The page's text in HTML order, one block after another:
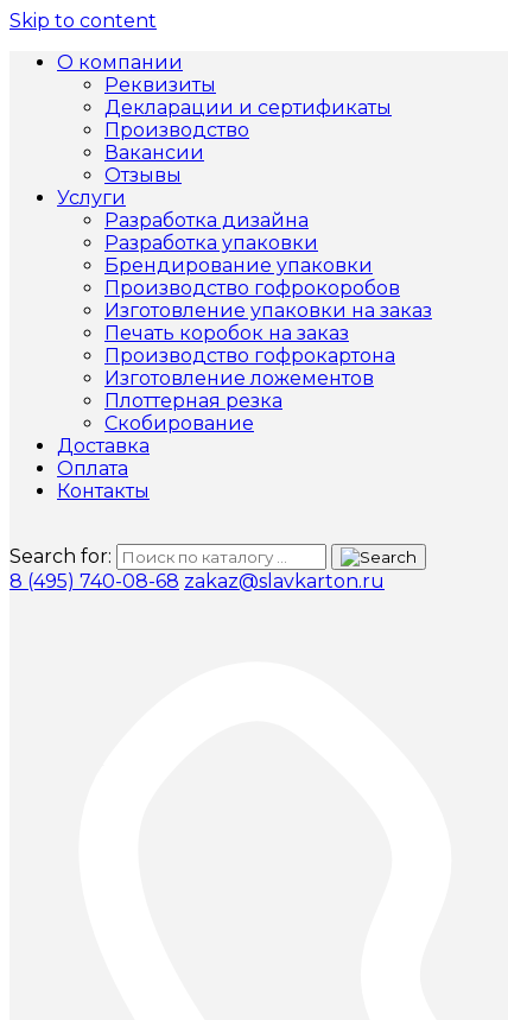
Skip to content
О компании
Реквизиты
Декларации и сертификаты
Производство
Вакансии
Отзывы
Услуги
Разработка дизайна
Разработка упаковки
Брендирование упаковки
Производство гофрокоробов
Изготовление упаковки на заказ
Печать коробок на заказ
Производство гофрокартона
Изготовление ложементов
Плоттерная резка
Скобирование
Доставка
Оплата
Контакты
Search for:
8 (495) 740-08-68 zakaz@slavkarton.ru